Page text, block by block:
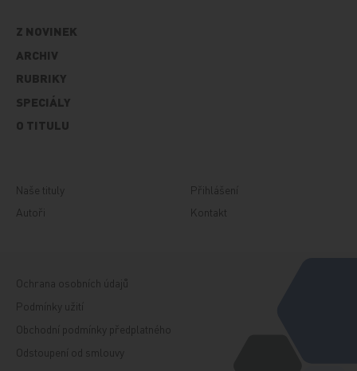
Z NOVINEK
ARCHIV
RUBRIKY
SPECIÁLY
O TITULU
Naše tituly
Autoři
Přihlášení
Kontakt
Ochrana osobních údajů
Podmínky užití
Obchodní podmínky předplatného
Odstoupení od smlouvy